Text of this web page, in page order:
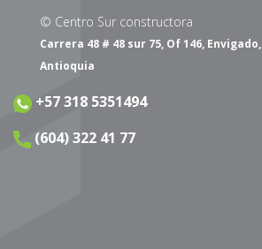
© Centro Sur constructora
Carrera 48 # 48 sur 75, Of 146, Envigado,
Antioquia
+57 318 5351494
(604) 322 41 77